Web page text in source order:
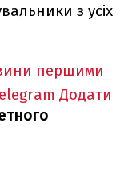
з усіх
першими
Додати